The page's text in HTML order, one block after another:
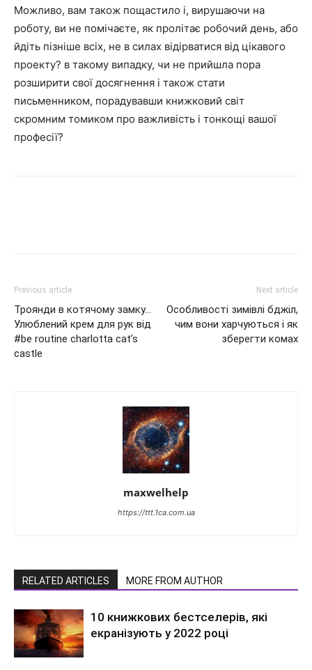
Можливо, вам також пощастило і, вирушаючи на
роботу, ви не помічаєте, як пролітає робочий день, або
йдіть пізніше всіх, не в силах відірватися від цікавого
проекту? в такому випадку, чи не прийшла пора
розширити свої досягнення і також стати
письменником, порадувавши книжковий світ
скромним томиком про важливість і тонкощі вашої
професії?
Previous article
Троянди в котячому замку…
Улюблений крем для рук від
#be routine charlotta cat’s
castle
Next article
Особливості зимівлі бджіл,
чим вони харчуються і як
зберегти комах
maxwelhelp
https://ttt.1ca.com.ua
RELATED ARTICLES MORE FROM AUTHOR
10 книжкових бестселерів, які
екранізують у 2022 році